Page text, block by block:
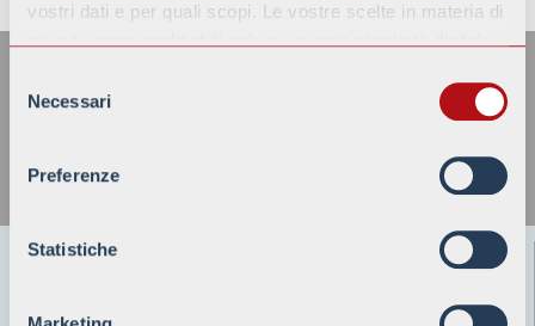
vostri dati e per quali scopi. Le vostre scelte in materia di
modificare o revocare il proprio consenso in qualsiasi
momento dalla Dichiarazione sui cookie o facendo clic
raccogliere informazioni sulla tua posizione
geografica, con un'approssimazione di qualche
delNecessari
Preferenze
Statistiche
ISCRIVITI ALLA NOSTRA
Battaggion s.p.a.